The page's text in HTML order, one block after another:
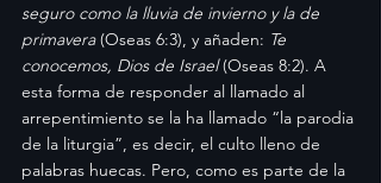
seguro como la lluvia de invierno y la de
primavera (Oseas 6:3), y añaden: Te
conocemos, Dios de Israel (Oseas 8:2). A
esta forma de responder al llamado al
arrepentimiento se la ha llamado “la parodia
de la liturgia”, es decir, el culto lleno de
palabras huecas. Pero, como es parte de la